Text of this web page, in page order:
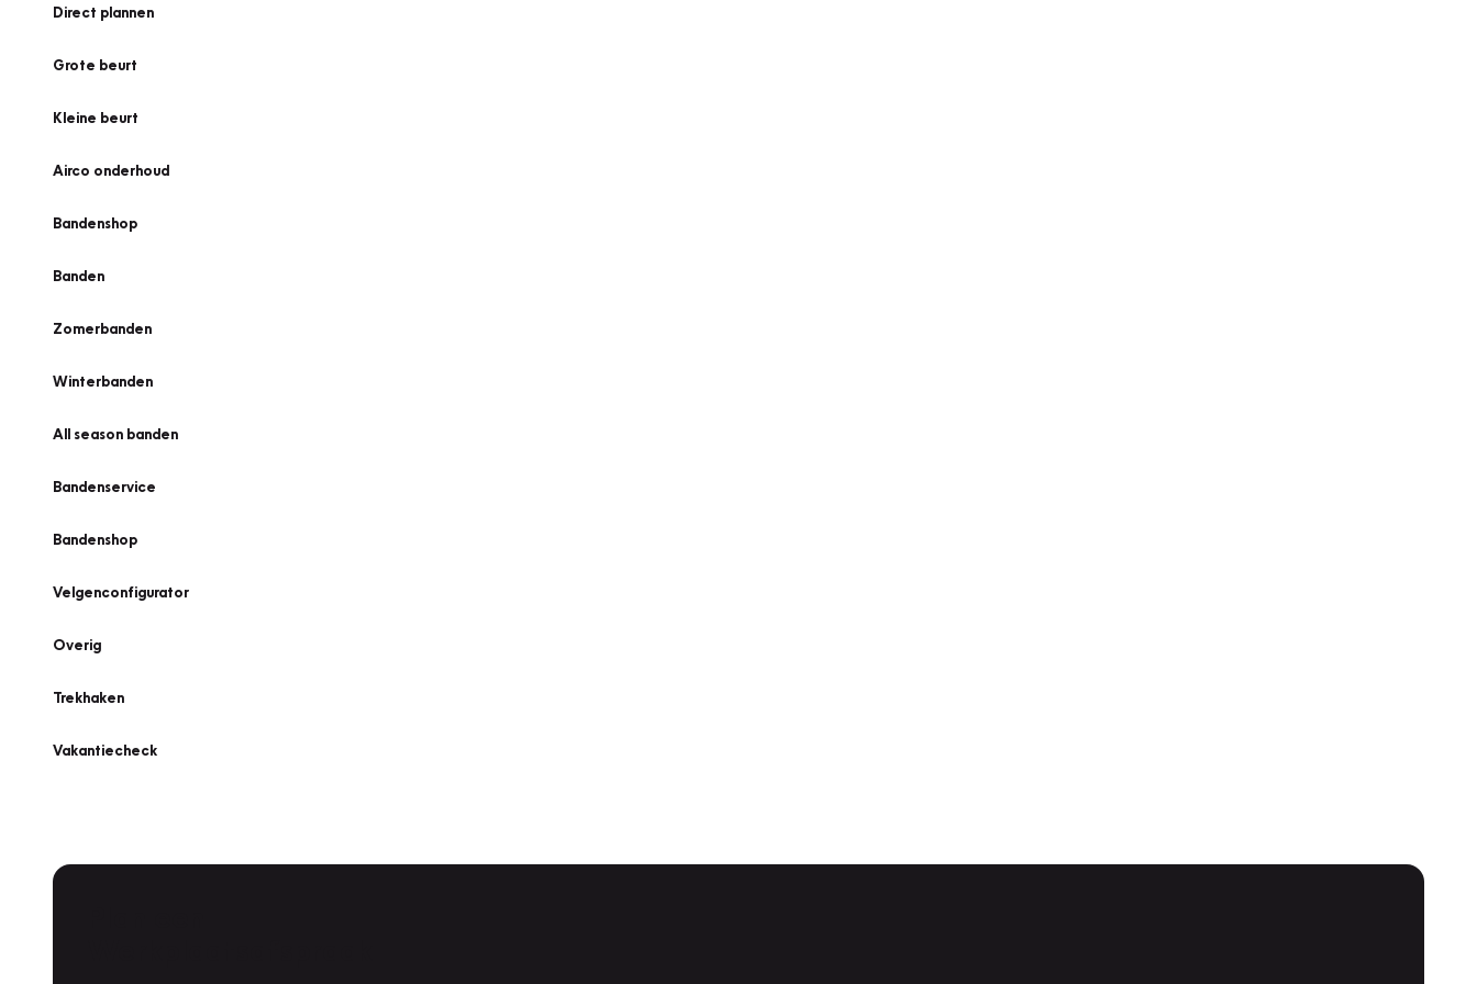
Direct plannen
Grote beurt
Kleine beurt
Airco onderhoud
Bandenshop
Banden
Zomerbanden
Winterbanden
All season banden
Bandenservice
Bandenshop
Velgenconfigurator
Overig
Trekhaken
Vakantiecheck